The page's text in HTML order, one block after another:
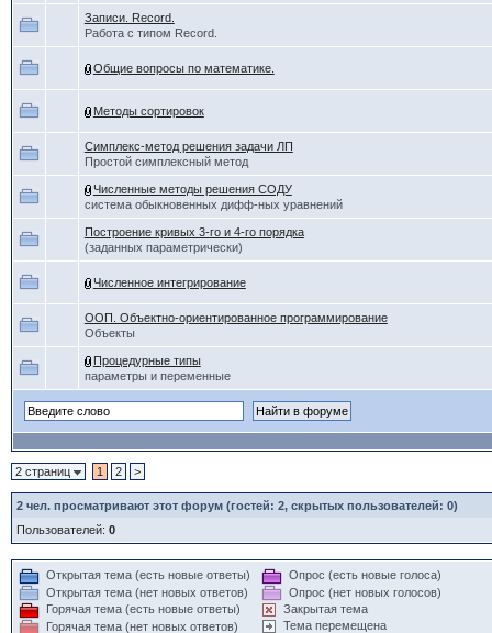
Записи. Record.
Работа с типом Record.
Общие вопросы по математике.
Методы сортировок
Симплекс-метод решения задачи ЛП
Простой симплексный метод
Численные методы решения СОДУ
система обыкновенных дифф-ных уравнений
Построение кривых 3-го и 4-го порядка
(заданных параметрически)
Численное интегрирование
ООП. Объектно-ориентированное программирование
Объекты
Процедурные типы
параметры и переменные
2 страниц 1 2 >
2чел. просматривают этот форум (гостей: 2, скрытых пользователей: 0)
Пользователей: 0
Открытая тема (есть новые ответы)
Открытая тема (нет новых ответов)
Горячая тема (есть новые ответы)
Горячая тема (нет новых ответов)
Опрос (есть новые голоса)
Опрос (нет новых голосов)
Закрытая тема
Тема перемещена